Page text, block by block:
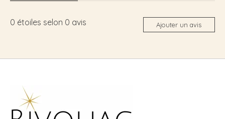
0 étoiles selon 0 avis Ajouter un avis